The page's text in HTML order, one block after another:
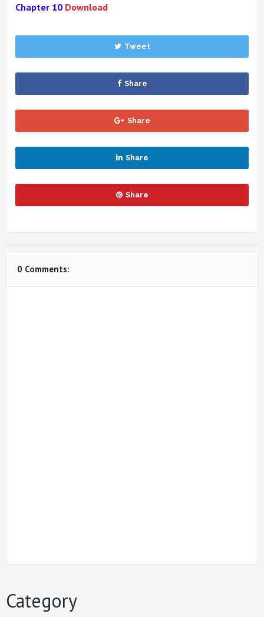
Chapter 10 Download
Tweet
Share
Share
Share
Share
0 Comments:
Category